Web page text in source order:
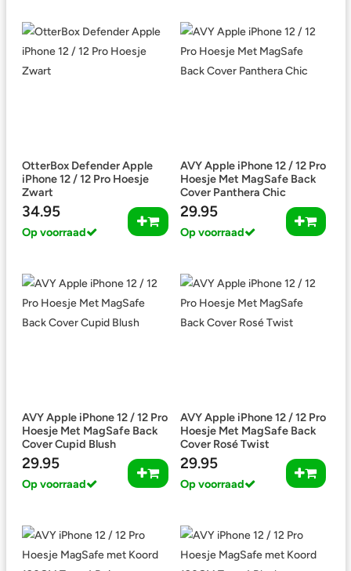
OtterBox Defender Apple
iPhone 12 / 12 Pro Hoesje
Zwart
34.95
Op voorraad
AVY Apple iPhone 12 / 12 Pro
Hoesje Met MagSafe Back
Cover Panthera Chic
29.95
Op voorraad
AVY Apple iPhone 12 / 12 Pro
Hoesje Met MagSafe Back
Cover Cupid Blush
29.95
Op voorraad
AVY Apple iPhone 12 / 12 Pro
Hoesje Met MagSafe Back
Cover Rosé Twist
29.95
Op voorraad